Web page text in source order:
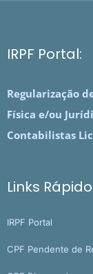
IRPF Portal:
Regularização
Física e/ou
Contabilistas
Links
IRPF Portal
CPF Pendente de